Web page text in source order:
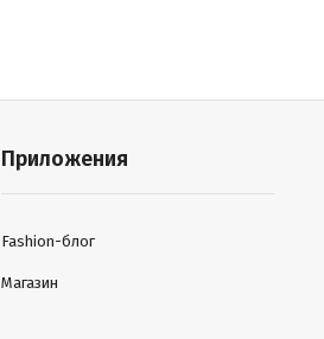
Приложения
Fashion-блог
Магазин